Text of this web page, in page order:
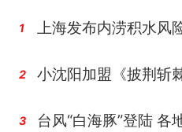
1 上海发布内涝积水风
2 小沈阳加盟《披荆斩
3